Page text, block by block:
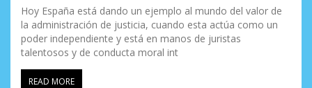
Hoy España está dando un ejemplo al mundo del valor de
la administración de justicia, cuando esta actúa como un
poder independiente y está en manos de juristas
talentosos y de conducta moral int
READ MORE